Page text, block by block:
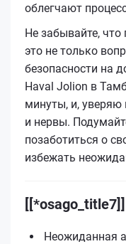
облегчают
Не забывайте,
это не только
безопасности на
Haval Jolion в
минуты, и, уверяю
и нервы.
позаботиться о
избежать
[[*osago_title7]]
Неожиданная